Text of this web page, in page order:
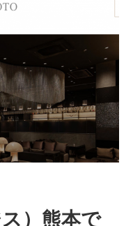
ス）熊本で